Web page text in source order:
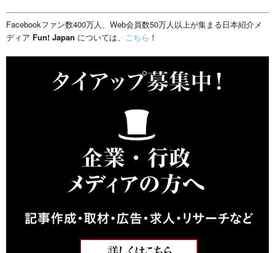
Facebookファン数400万人、Web会員数50万人以上が集まる日本紹介メ
ディア Fun! Japan については、 こちら ！